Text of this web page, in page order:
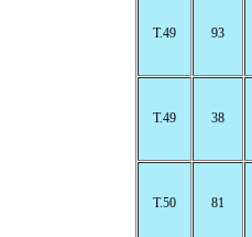
T.49 93
T.49 38
T.50 81